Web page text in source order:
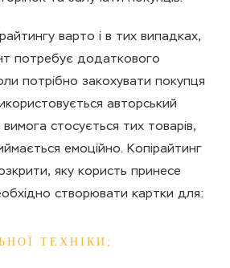
варто і в тих випадках,
потребує додаткового
потрібно закохувати покупця
авторський
стосується тих товарів,
емоційно. Копірайтинг
яку користь принесе
створювати картки для:
ТЕХНІКИ;